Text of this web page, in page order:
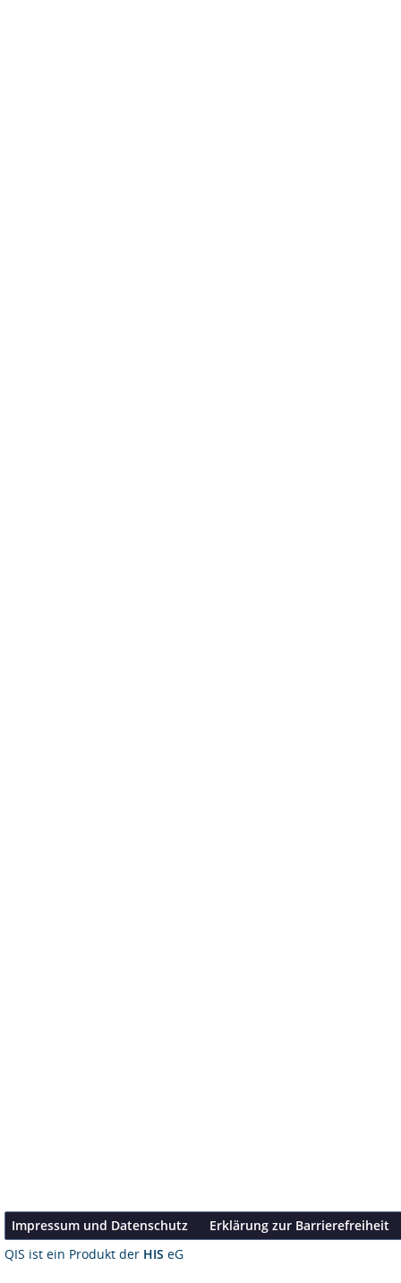
Impressum und Datenschutz
Erklärung zur Barrierefreiheit
QIS ist ein Produkt der HIS eG